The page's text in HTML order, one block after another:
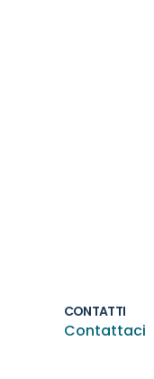
CONTATTI
Contattaci